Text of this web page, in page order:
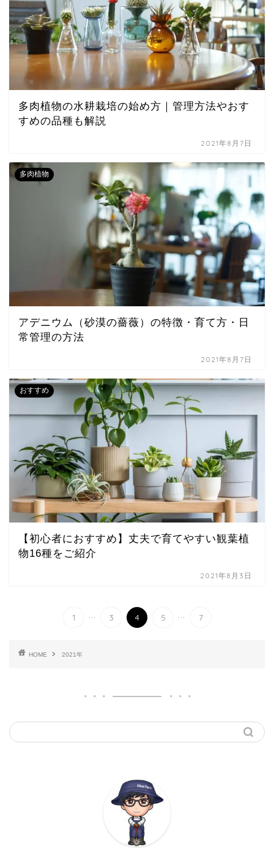
多肉植物の水耕栽培の始め方｜管理方法やおす
すめの品種も解説
2021年8月7日
多肉植物
アデニウム（砂漠の薔薇）の特徴・育て方・日
常管理の方法
2021年8月7日
おすすめ
【初心者におすすめ】丈夫で育てやすい観葉植
物16種をご紹介
2021年8月3日
1 ... 3 4 5 ... 7
HOME 2021年